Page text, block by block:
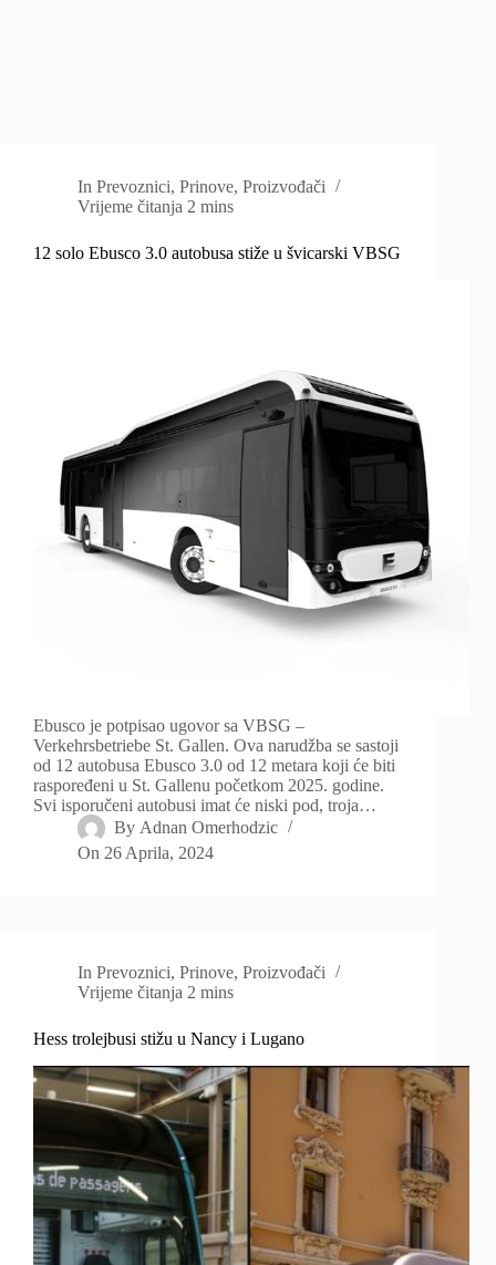
In Prevoznici,Prinove,Proizvođači
Vrijeme čitanja 2 mins
12 solo Ebusco 3.0 autobusa stiže u švicarski VBSG
Ebusco je potpisao ugovor sa VBSG –
Verkehrsbetriebe St. Gallen. Ova narudžba se sastoji
od 12 autobusa Ebusco 3.0 od 12 metara koji će biti
raspoređeni u St. Gallenu početkom 2025. godine.
Svi isporučeni autobusi imat će niski pod, troja…
By Adnan Omerhodzic
On 26 Aprila, 2024
In Prevoznici,Prinove,Proizvođači
Vrijeme čitanja 2 mins
Hess trolejbusi stižu u Nancy i Lugano